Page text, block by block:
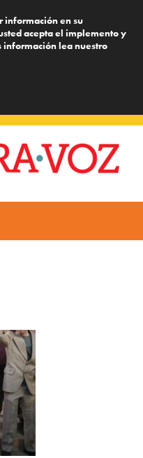
información en su
acepta el implemento y
información lea nuestro